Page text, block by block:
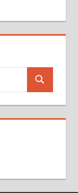
Search